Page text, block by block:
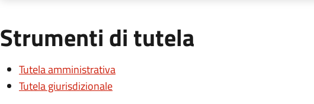
Strumenti di tutela
Tutela amministrativa
Tutela giurisdizionale